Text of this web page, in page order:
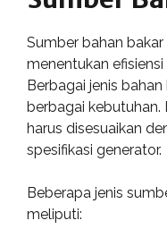
Sumber bahan
menentukan
Berbagai jenis
berbagai kebutuhan.
harus disesuaikan
spesifikasi generator.
Beberapa jenis
meliputi: